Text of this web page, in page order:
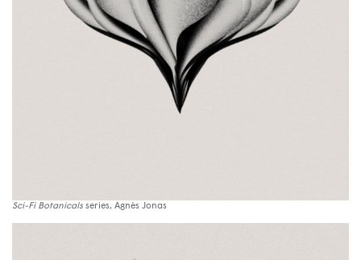
Sci-Fi Botanicals series, Agnès Jonas